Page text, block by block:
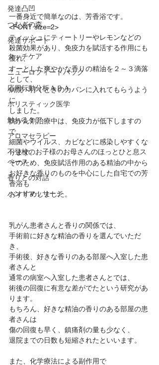
発達凸凹
つむぎの森
発達サポート
タッチケア
ニューロフィードバック
応用行動分析ＡＢＡ
ホリスティック医学
触れるケア
アロマセラピー
不登校のお子様のお母さんのほっとひと息ス
ペース
香りとの対話
ハンドマッサージ
一番身近で簡単なのは、芳香浴です。
<FONT size=2>
ティッシュにティートリーやレモンなどの
殺菌効果があり、免疫力を賦活する作用にも
優れ、
すーとした爽やかな香りの精油を２～３滴落
として、
病院へ行くときのカバンに入れてもらうよう
に
しました。
抗がん剤治療中は、免疫力が低下しますの
で、
細菌やウイルス、カビなどに感染しやすくな
ります。
そのため、免疫賦活作用のある精油の中から
お好きな香りのものを中心にした自宅での芳
香浴も
おすすめしました。
乳がん患者さんと香りの関係では、
手術前に好きな精油の香りを選んでいただ
き、
手術後、好きな香りのある部屋へ入室した患
者さんと
通常の病室へ入室した患者さんとでは、
術後の回復に有意な差がでたという研究があ
ります。
もちろん、好きな精油の香りのある部屋の患
者さんは
傷の回復も早く、鎮痛剤の量も少なく、
退院までの日数も短縮されたといいます。
また、化学療法による副作用で